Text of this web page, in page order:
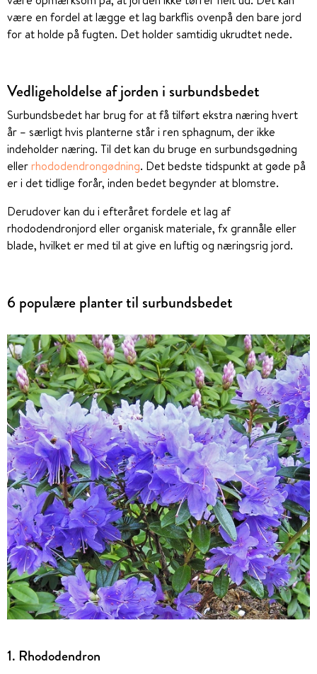
være en fordel at lægge et lag barkflis ovenpå den bare jord
for at holde på fugten. Det holder samtidig ukrudtet nede.
Vedligeholdelse af jorden i surbundsbedet
Surbundsbedet har brug for at få tilført ekstra næring hvert
år – særligt hvis planterne står i ren sphagnum, der ikke
indeholder næring. Til det kan du bruge en surbundsgødning
ellerrhododendrongødning. Det bedste tidspunkt at gøde på
er i det tidlige forår, inden bedet begynder at blomstre.
Derudover kan du i efteråret fordele et lag af
rhododendronjord eller organisk materiale, fx grannåle eller
blade, hvilket er med til at give en luftig og næringsrig jord.
6 populære planter til surbundsbedet
1. Rhododendron